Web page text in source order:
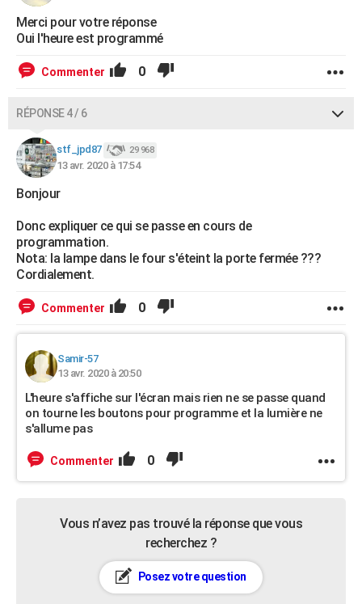
Merci pour votre réponse
Oui l'heure est programmé
Commenter 0
RÉPONSE 4 / 6
stf_jpd87 29 968
13 avr. 2020 à 17:54
Bonjour
Donc expliquer ce qui se passe en cours de
programmation.
Nota: la lampe dans le four s'éteint la porte fermée ???
Cordialement.
Commenter 0
Samir-57
13 avr. 2020 à 20:50
L'heure s'affiche sur l'écran mais rien ne se passe quand
on tourne les boutons pour programme et la lumière ne
s'allume pas
Commenter 0
Vous n’avez pas trouvé la réponse que vous
recherchez ?
Posez votre question